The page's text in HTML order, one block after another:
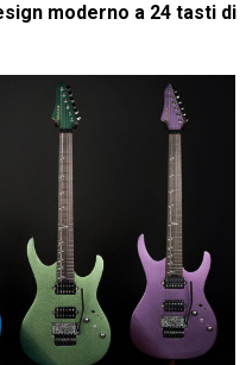
moderno a 24 tasti di